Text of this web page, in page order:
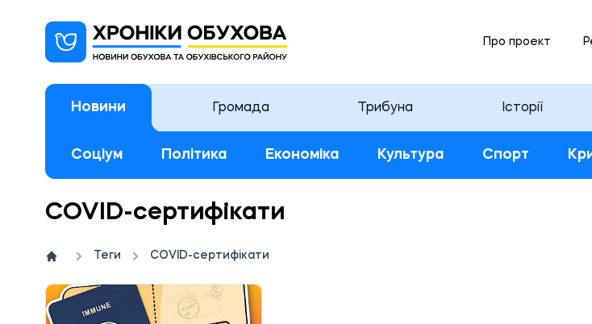
Про проект
Новини Громада Трибуна Історії
Соціум Політика Економіка Культура Спорт
COVID-сертифікати
Теги COVID-сертифікати